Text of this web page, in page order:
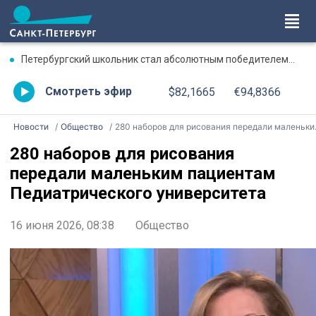
Петербургский школьник стал абсолютным победителем Международной олимпиады по ИИ
Смотреть эфир $82,1665 €94,8366
Новости Общество 280 наборов для рисования передали маленьким пациентам Педиатрического университета
280 наборов для рисования
передали маленьким пациентам
Педиатрического университета
16 июня 2026, 08:38 Общество